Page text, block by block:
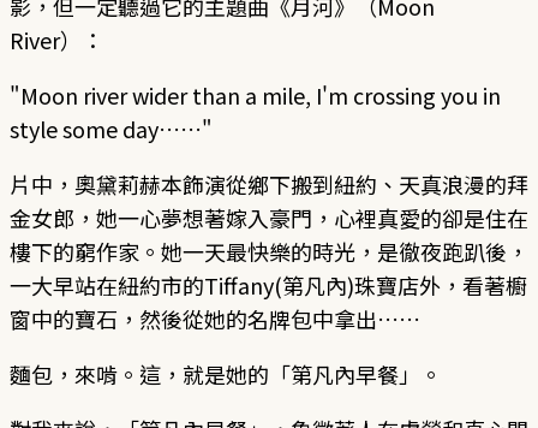
River）：
"Moon river wider than a mile, I'm crossing you in
style some day……"
片中，奧黛莉赫本飾演從鄉下搬到紐約、天真浪漫的拜
金女郎，她一心夢想著嫁入豪門，心裡真愛的卻是住在
樓下的窮作家。她一天最快樂的時光，是徹夜跑趴後，
一大早站在紐約市的Tiffany(第凡內)珠寶店外，看著櫥
窗中的寶石，然後從她的名牌包中拿出……
麵包，來啃。這，就是她的「第凡內早餐」。